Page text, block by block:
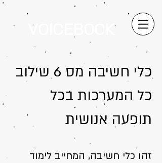
VOICEBOOK
כלי חשיבה מס 6 שילוב
כל המערכות בכל
תופעה אנושית
זהו כלי חשיבה, המחייב לימוד